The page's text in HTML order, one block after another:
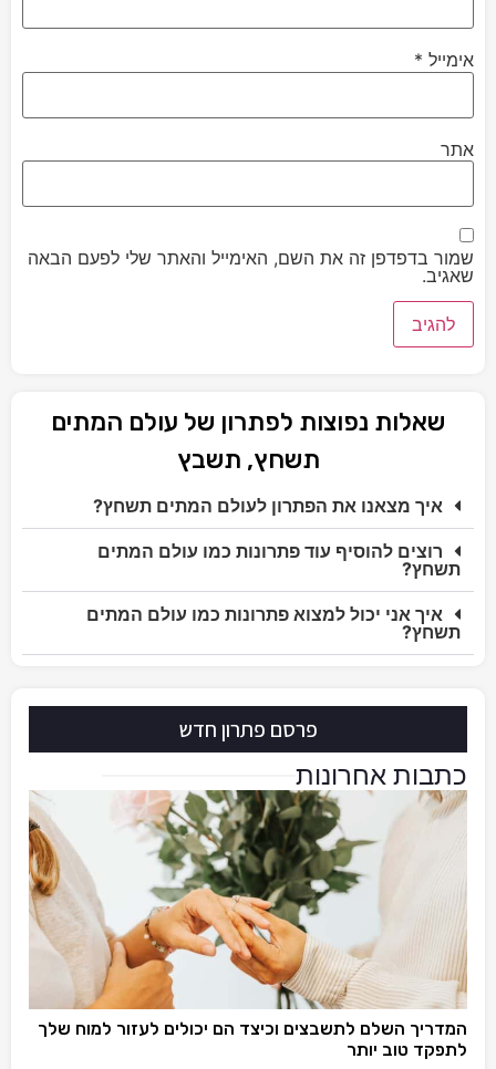
אימייל *
אתר
שמור בדפדפן זה את השם, האימייל והאתר שלי לפעם הבאה
שאגיב.
שאלות נפוצות לפתרון של עולם המתים
תשחץ, תשבץ
איך מצאנו את הפתרון לעולם המתים תשחץ?
רוצים להוסיף עוד פתרונות כמו עולם המתים
תשחץ?
איך אני יכול למצוא פתרונות כמו עולם המתים
תשחץ?
פרסם פתרון חדש
כתבות אחרונות
המדריך השלם לתשבצים וכיצד הם יכולים לעזור למוח שלך
לתפקד טוב יותר